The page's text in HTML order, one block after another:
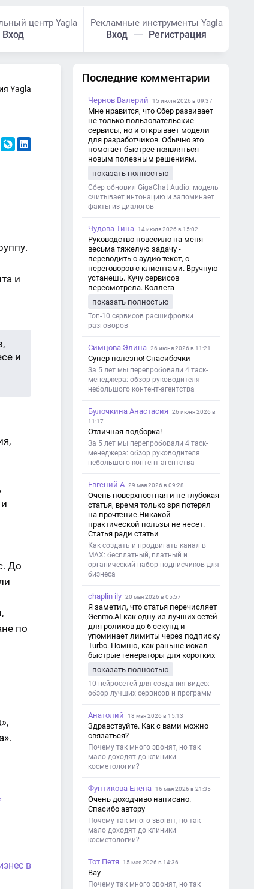
центр Yagla
Вход
Рекламные инструменты Yagla
Вход Регистрация
Yagla
и
и
До
по
в
Последние комментарии
Чернов Валерий 15 июля 2026 в 09:37
Мне нравится, что Сбер развивает
не только пользовательские
сервисы, но и открывает модели
для разработчиков. Обычно это
помогает быстрее появляться
новым полезным решениям.
показать полностью
Сбер обновил GigaChat Audio: модель
считывает интонацию и запоминает
факты из диалогов
Чудова Тина 14 июля 2026 в 15:02
Руководство повесило на меня
весьма тяжелую задачу -
переводить с аудио текст, с
переговоров с клиентами. Вручную
устанешь. Кучу сервисов
пересмотрела. Коллега
хорошо переводит. Мало
редактировать по итогу. Советую.
показать полностью
Топ-10 сервисов расшифровки
разговоров
Симцова Элина 26 июня 2026 в 11:21
Супер полезно! Спасибочки
За 5 лет мы перепробовали 4 таск-
менеджера: обзор руководителя
небольшого контент-агентства
Булочкина Анастасия
26 июня 2026 в
11:17
Отличная подборка!
За 5 лет мы перепробовали 4 таск-
менеджера: обзор руководителя
небольшого контент-агентства
Евгений А 29 мая 2026 в 09:28
Очень поверхностная и не глубокая
статья, время только зря потерял
на прочтение.Никакой
практической пользы не несет.
Статья ради статьи
Как создать и продвигать канал в
MAX: бесплатный, платный и
органический набор подписчиков для
бизнеса
chaplin ily 20 мая 2026 в 05:57
Я заметил, что статья перечисляет
Genmo.AI как одну из лучших сетей
для роликов до 6 секунд и
упоминает лимиты через подписку
Turbo. Помню, как раньше искал
быстрые генераторы для коротких
такой обзор именно с акцентом на
ограничения и подпись. Image V2
показать полностью
10 нейросетей для создания видео:
обзор лучших сервисов и программ
Анатолий 18 мая 2026 в 15:13
Здравствуйте. Как с вами можно
связаться?
Почему так много звонят, но так
мало доходят до клиники
косметологии?
Фунтикова Елена 16 мая 2026 в 21:35
Очень доходчиво написано.
Спасибо автору
Почему так много звонят, но так
мало доходят до клиники
косметологии?
Тот Петя 15 мая 2026 в 14:36
Вау
Почему так много звонят, но так